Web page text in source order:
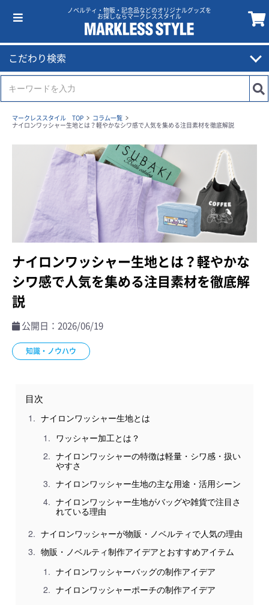
ノベルティ・物販・記念品などのオリジナルグッズを
お探しならマークレススタイル
こだわり検索
マークレススタイル TOP
コラム一覧
ナイロンワッシャー生地とは？軽やかなシワ感で人気を集める注目素材を徹底解説
ナイロンワッシャー生地とは？軽やかな
シワ感で人気を集める注目素材を徹底解
説
公開日：2026/06/19
知識・ノウハウ
目次
ナイロンワッシャー生地とは
ワッシャー加工とは？
ナイロンワッシャーの特徴は軽量・シワ感・扱い
やすさ
ナイロンワッシャー生地の主な用途・活用シーン
ナイロンワッシャー生地がバッグや雑貨で注目さ
れている理由
ナイロンワッシャーが物販・ノベルティで人気の理由
物販・ノベルティ制作アイデアとおすすめアイテム
ナイロンワッシャーバッグの制作アイデア
ナイロンワッシャーポーチの制作アイデア